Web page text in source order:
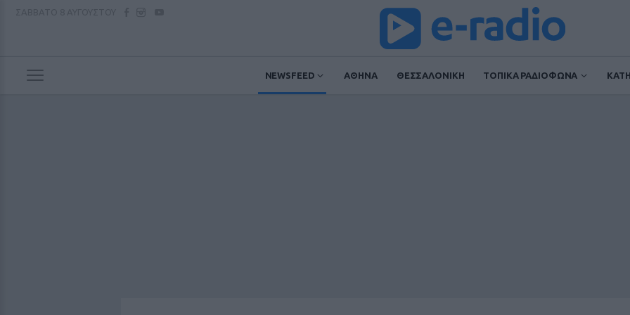
NEWSFEED ΑΘΗΝΑ ΘΕΣΣΑΛΟΝΙΚΗ ΤΟΠΙΚΑ ΡΑΔΙΟΦΩΝΑ